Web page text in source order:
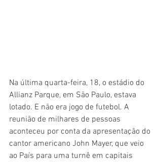
Na última quarta-feira, 18, o estádio do
Allianz Parque, em São Paulo, estava
lotado. E não era jogo de futebol. A
reunião de milhares de pessoas
aconteceu por conta da apresentação do
cantor americano John Mayer, que veio
ao País para uma turnê em capitais